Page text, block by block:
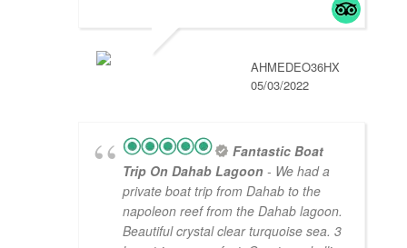
AHMEDEO36HX
05/03/2022
Fantastic Boat
Trip On Dahab Lagoon - We had a
private boat trip from Dahab to the
napoleon reef from the Dahab lagoon.
Beautiful crystal clear turquoise sea. 3